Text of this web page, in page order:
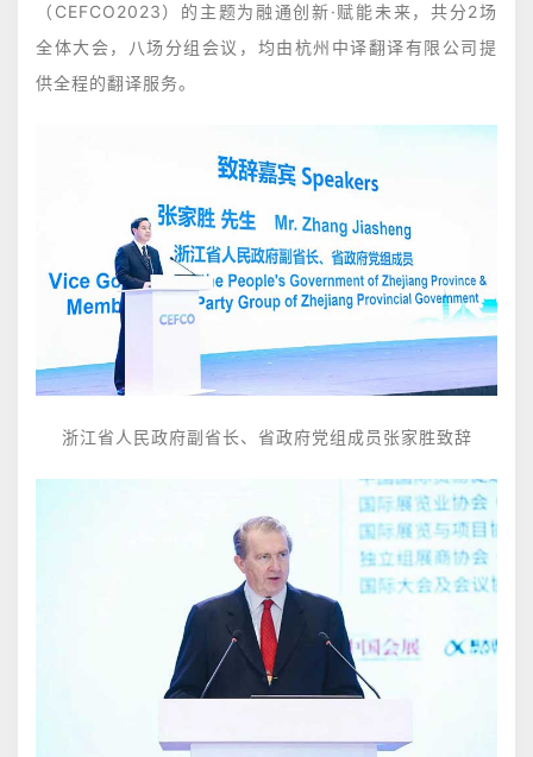
（CEFCO2023）的主题为融通创新·赋能未来，共分2场
全体大会，八场分组会议，均由杭州中译翻译有限公司提
供全程的翻译服务。
浙江省人民政府副省长、省政府党组成员 张家胜致辞